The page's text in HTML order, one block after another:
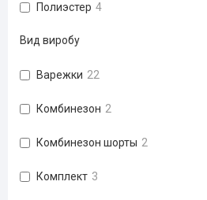
Полиэстер 4
Вид виробу
Варежки 22
Комбинезон 2
Комбинезон шорты 2
Комплект 3